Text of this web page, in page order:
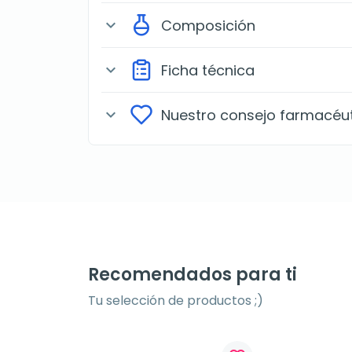
expand_more Composición
expand_more Ficha técnica
expand_more Nuestro consejo
Recomendados para ti
Tu selección de productos ;)